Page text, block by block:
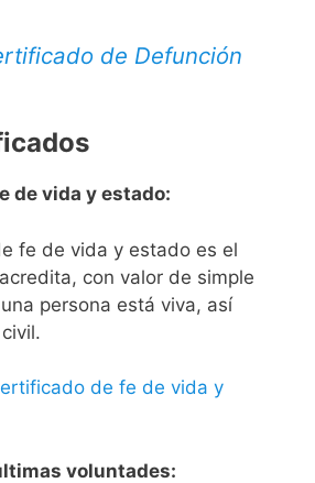
de Defunción
de vida y estado:
fe de vida y estado es el
con valor de simple
persona está viva, así
de fe de vida y
voluntades: